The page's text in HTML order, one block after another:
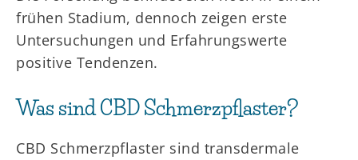
frühen Stadium, dennoch zeigen erste
Untersuchungen und Erfahrungswerte
positive Tendenzen.
Was sind CBD Schmerzpflaster?
CBD Schmerzpflaster sind transdermale